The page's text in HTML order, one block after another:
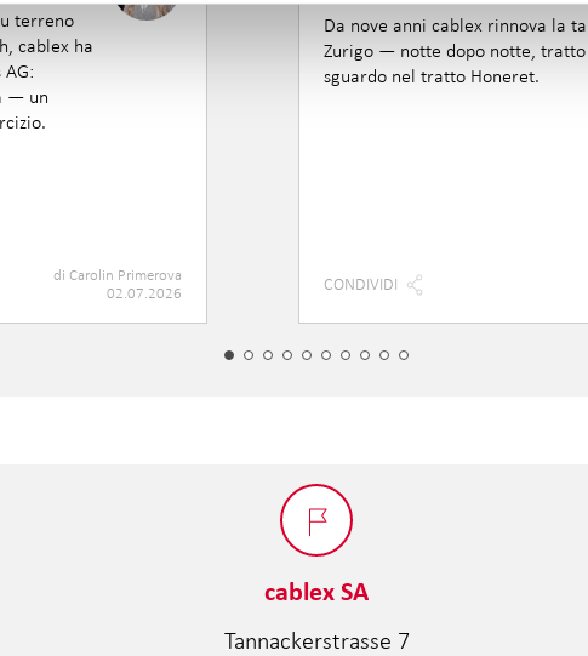
terreno
cablex ha
— un
di Carolin Primerova
02.07.2026
Da nove anni cablex rinnova la
Zurigo — notte dopo notte,
sguardo nel tratto Honeret.
CONDIVIDI
cablex SA
Tannackerstrasse 7